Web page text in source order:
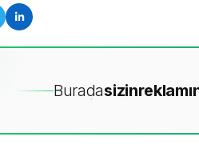
Buradasizin